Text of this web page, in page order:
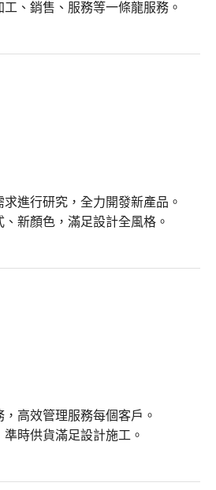
、銷售、服務等一條龍服務。
進行研究，全力開發新產品。
新顏色，滿足設計全風格。
高效管理服務每個客戶。
時供貨滿足設計施工。